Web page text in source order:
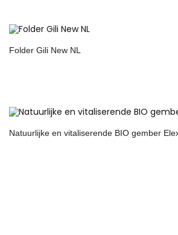
Folder Gili New NL
Natuurlijke en vitaliserende BIO gember